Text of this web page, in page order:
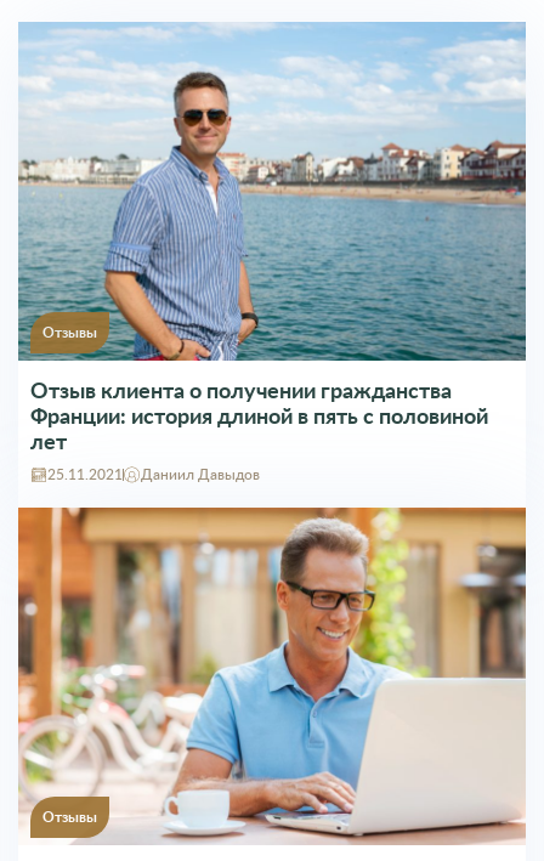
Отзывы
Отзыв клиента о получении гражданства
Франции: история длиной в пять с половиной
лет
25.11.2021 Даниил Давыдов
Отзывы